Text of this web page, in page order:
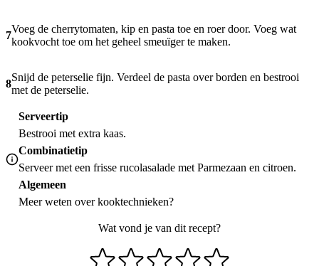
7
Voeg de cherrytomaten, kip en pasta toe en roer door. Voeg wat
kookvocht toe om het geheel smeuïger te maken.
8
Snijd de peterselie fijn. Verdeel de pasta over borden en bestrooi
met de peterselie.
Serveertip
Bestrooi met extra kaas.
Combinatietip
Serveer met een frisse rucolasalade met Parmezaan en citroen.
Algemeen
Meer weten overkooktechnieken?
Wat vond je van dit recept?